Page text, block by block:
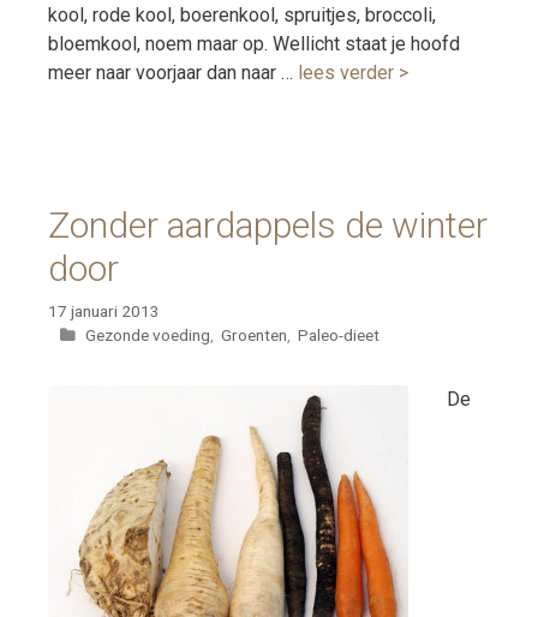
kool, rode kool, boerenkool, spruitjes, broccoli,
bloemkool, noem maar op. Wellicht staat je hoofd
meer naar voorjaar dan naar … lees verder >
Zonder aardappels de winter
door
17 januari 2013
Categorieën
Gezonde voeding Groenten Paleo-dieet
De